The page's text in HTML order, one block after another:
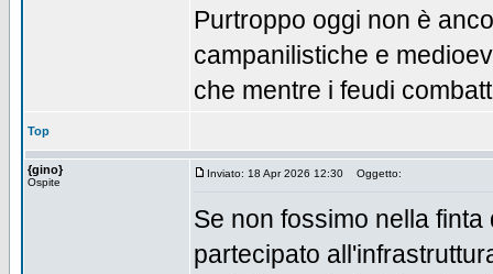
Purtroppo oggi non è
campanilistiche e
che mentre i feudi
Top
{gino}
Ospite
Inviato: 18 Apr 2026 12:30 Oggetto:
Se non fossimo nella
partecipato